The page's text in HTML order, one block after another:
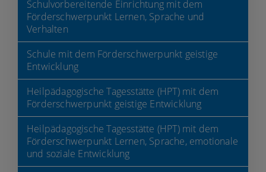
Schulvorbereitende Einrichtung mit dem
Förderschwerpunkt Lernen, Sprache und
Verhalten
Schule mit dem Förderschwerpunkt geistige
Entwicklung
Heilpädagogische Tagesstätte (HPT) mit dem
Förderschwerpunkt geistige Entwicklung
Heilpädagogische Tagesstätte (HPT) mit dem
Förderschwerpunkt Lernen, Sprache, emotionale
und soziale Entwicklung